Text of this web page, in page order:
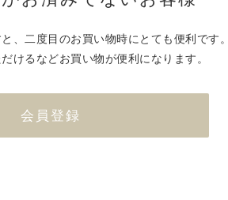
、二度目のお買い物時にとても便利です
けるなどお買い物が便利になります。
会員登録